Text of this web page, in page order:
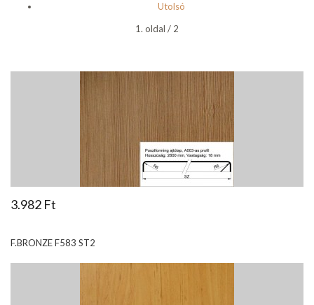
Utolsó
1. oldal / 2
3.982 Ft
F.BRONZE F583 ST2